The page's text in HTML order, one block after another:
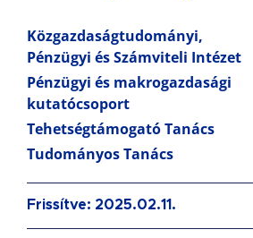
Közgazdaságtudományi,
Pénzügyi és Számviteli Intézet
Pénzügyi és makrogazdasági
kutatócsoport
Tehetségtámogató Tanács
Tudományos Tanács
Frissítve: 2025.02.11.